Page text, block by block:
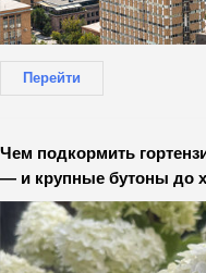
Перейти
Чем подкормить
— и крупные бутоны до